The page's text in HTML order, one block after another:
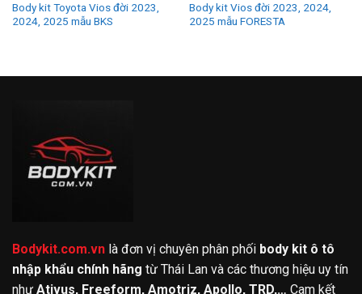
Body kit Toyota Vios đời 2023,
2024, 2025 mẫu BKS
Body kit Vios đời 2023, 2024,
2025 mẫu FORESTA
Bodykit.com.vn là đơn vị chuyên phân phối body kit ô tô
nhập khẩu chính hãng từ Thái Lan và các thương hiệu uy tín
như Ativus, Freeform, Amotriz, Apollo, TRD,… Cam kết